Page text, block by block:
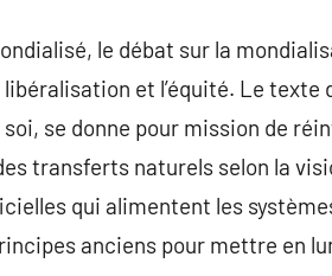
le débat sur la
et l’équité. Le texte
se donne pour mission de
transferts naturels selon la
qui alimentent les
anciens pour mettre en